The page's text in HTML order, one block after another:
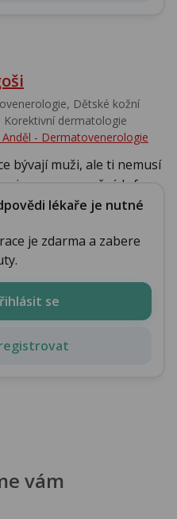
Dětské kožní
dermatologie
Anděl - Dermatovenerologie
bývají muži, ale ti nemusí
onemocnění. Inf...
lékaře je nutné
je zdarma a zabere
se
vám